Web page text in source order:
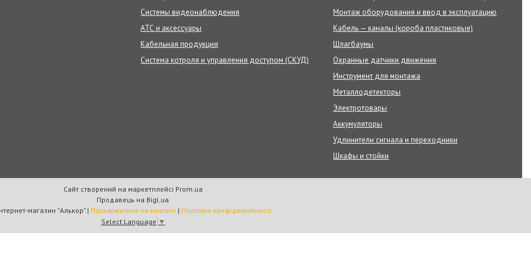
Системы видеонаблюдения
АТС и аксессуары
Кабельная продукция
Система котроля и управления доступом (СКУД)
Монтаж оборудования и ввод в эксплуатацию
Кабель — каналы (короба пластиковые)
Шлагбаумы
Охранные датчики движения
Инструмент для монтажа
Металлодетекторы
Электротовары
Аккумуляторы
Удлинители сигнала и переходники
Шкафы и стойки
Сайт створений на маркетплейсі Prom.ua
Продавець на Bigl.ua
Интернет-магазин "Алькор" | Поскаржитися на контент | Політика конфіденційності
Select Language ▼